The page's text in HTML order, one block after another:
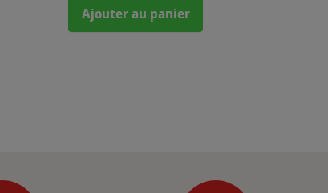
Ajouter au panier